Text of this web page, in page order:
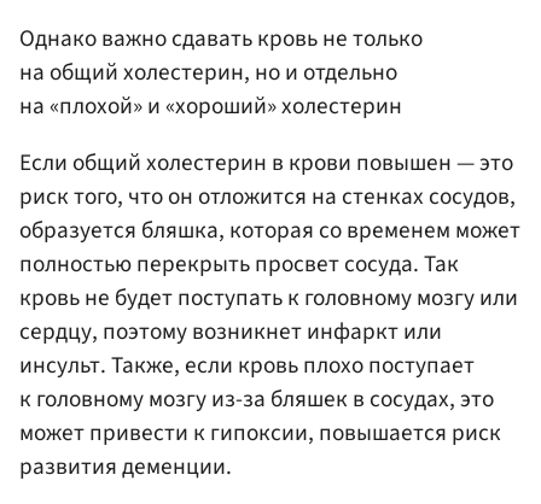
Однако важно сдавать кровь не только
на общий холестерин, но и отдельно
на «плохой» и «хороший» холестерин
Если общий холестерин в крови повышен — это
риск того, что он отложится на стенках сосудов,
образуется бляшка, которая со временем может
полностью перекрыть просвет сосуда. Так
кровь не будет поступать к головному мозгу или
сердцу, поэтому возникнет инфаркт или
инсульт. Также, если кровь плохо поступает
к головному мозгу из-за бляшек в сосудах, это
может привести к гипоксии, повышается риск
развития деменции.